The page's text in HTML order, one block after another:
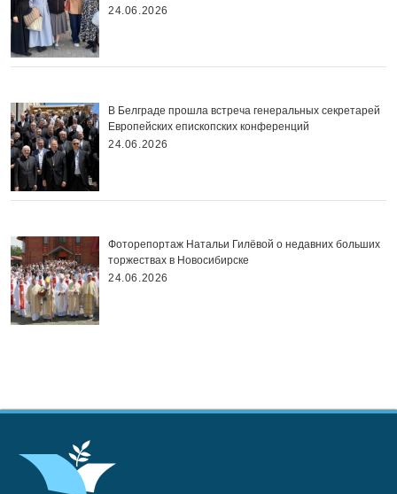
24.06.2026
В Белграде прошла встреча генеральных секретарей
Европейских епископских конференций
24.06.2026
Фоторепортаж Натальи Гилёвой о недавних больших
торжествах в Новосибирске
24.06.2026